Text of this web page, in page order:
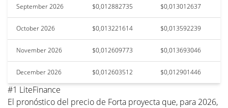
September 2026 $0,012882735 $0,013012637
October 2026 $0,013221614 $0,013592239
November 2026 $0,012609773 $0,013693046
December 2026 $0,012603512 $0,012901446
#1 LiteFinance
El pronóstico del precio de Forta proyecta que, para 2026,